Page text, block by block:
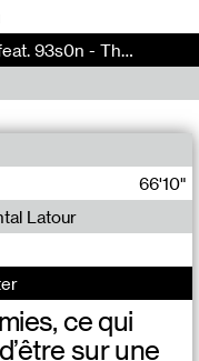
The Artificial Kid (5)
66'10"
Latour
ce qui
sur une